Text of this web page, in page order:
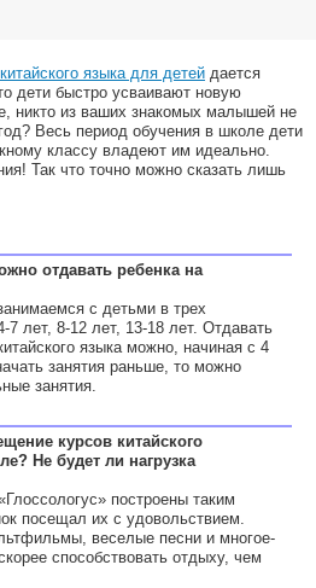
языка для детей дается
дети быстро усваивают новую
никто из ваших знакомых малышей не
Весь период обучения в школе дети
классу владеют им идеально.
Так что точно можно сказать лишь
отдавать ребенка на
с детьми в трех
7 лет, 8-12 лет, 13-18 лет. Отдавать
языка можно, начиная с 4
занятия раньше, то можно
занятия.
курсов китайского
Не будет ли нагрузка
построены таким
посещал их с удовольствием.
веселые песни и многое-
способствовать отдыху, чем